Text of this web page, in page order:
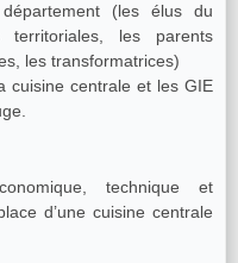
(les élus du
territoriales, les parents
les transformatrices)
cuisine centrale et les GIE
technique et
d’une cuisine centrale